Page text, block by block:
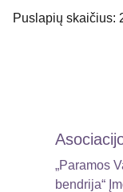
Puslapių skaičius:
„Paramos
bendrija“